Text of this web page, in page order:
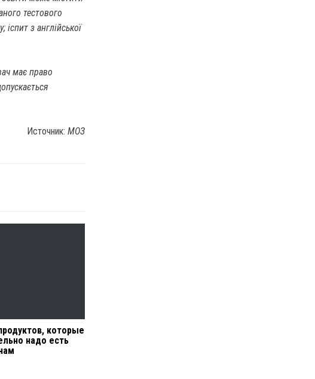
тестового
іспит з англійської
має право
Источник:МОЗ
которые
надо есть